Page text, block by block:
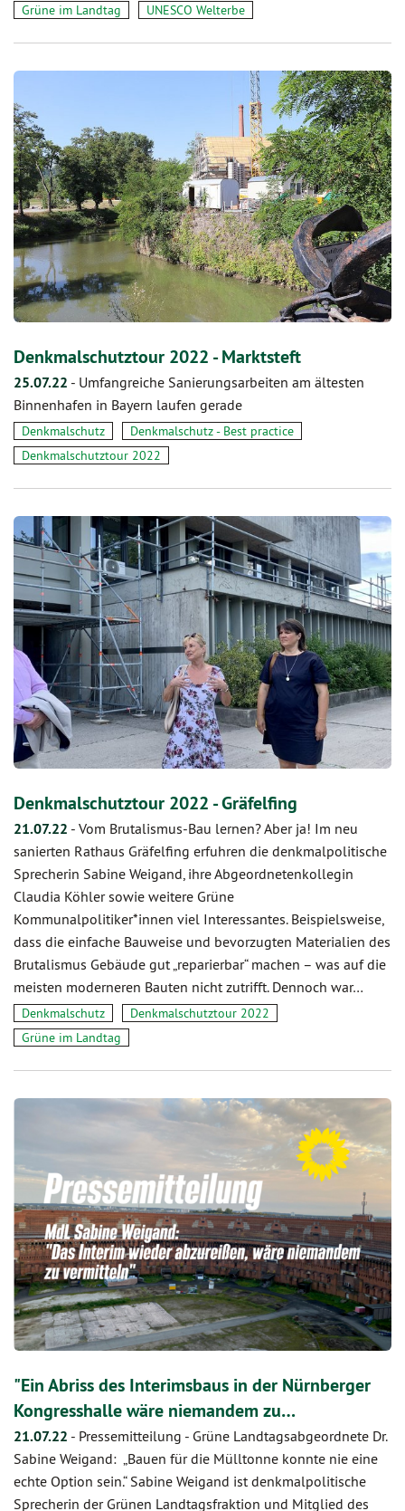
Grüne im Landtag
UNESCO Welterbe
Denkmalschutztour 2022 - Marktsteft
25.07.22 - Umfangreiche Sanierungsarbeiten am ältesten
Binnenhafen in Bayern laufen gerade
Denkmalschutz
Denkmalschutz - Best practice
Denkmalschutztour 2022
Denkmalschutztour 2022 - Gräfelfing
21.07.22 - Vom Brutalismus-Bau lernen? Aber ja! Im neu
sanierten Rathaus Gräfelfing erfuhren die denkmalpolitische
Sprecherin Sabine Weigand, ihre Abgeordnetenkollegin
Claudia Köhler sowie weitere Grüne
Kommunalpolitiker*innen viel Interessantes. Beispielsweise,
dass die einfache Bauweise und bevorzugten Materialien des
Brutalismus Gebäude gut „reparierbar“ machen – was auf die
meisten moderneren Bauten nicht zutrifft. Dennoch war…
Denkmalschutz
Denkmalschutztour 2022
Grüne im Landtag
"Ein Abriss des Interimsbaus in der Nürnberger
Kongresshalle wäre niemandem zu…
21.07.22 - Pressemitteilung - Grüne Landtagsabgeordnete Dr.
Sabine Weigand: „Bauen für die Mülltonne konnte nie eine
echte Option sein.“ Sabine Weigand ist denkmalpolitische
Sprecherin der Grünen Landtagsfraktion und Mitglied des